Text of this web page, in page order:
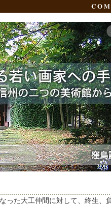
た大工仲間に対して、終生、